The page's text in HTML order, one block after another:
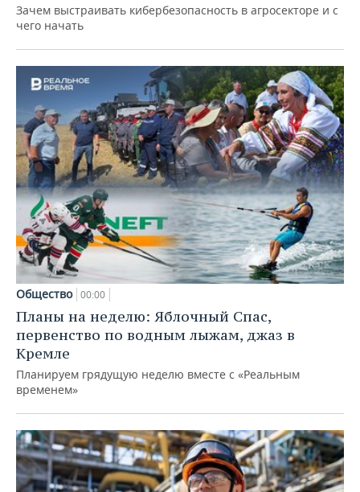
Зачем выстраивать кибербезопасность в агросекторе и с
чего начать
Общество 00:00
Планы на неделю: Яблочный Спас,
первенство по водным лыжам, джаз в
Кремле
Планируем грядущую неделю вместе с «Реальным
временем»